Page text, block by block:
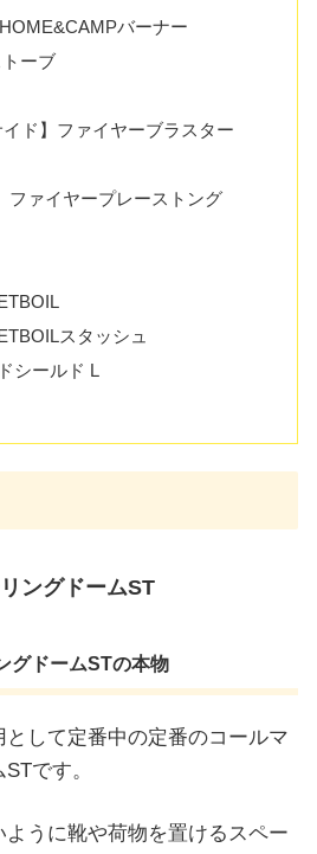
バーナー
トーブ
イド】ファイヤーブラスター
ファイヤープレーストング
スタッシュ
シールド L
ングドームST
グドームSTの本物
して定番中の定番のコールマ
です。
うに靴や荷物を置けるスペー